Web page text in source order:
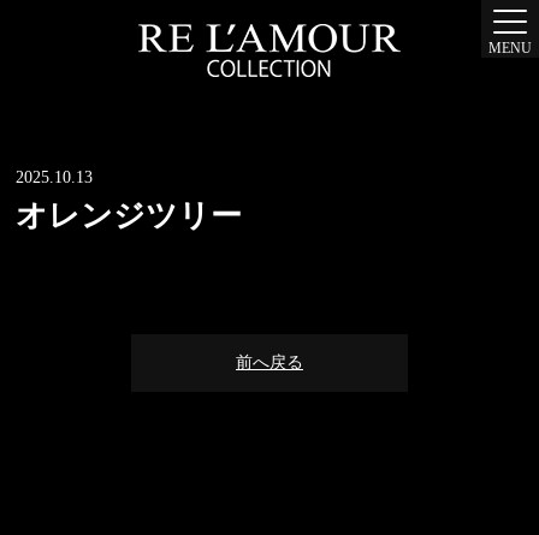
MENU
2025.10.13
オレンジツリー
前へ戻る